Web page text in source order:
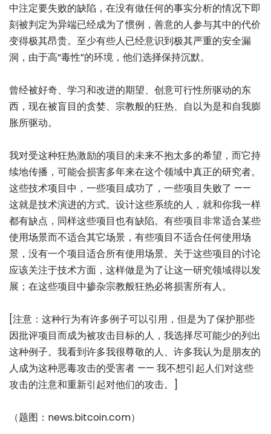
中注定要失败的缺陷，在没有做任何的事实分析的情况下即
刻被判定为异端已经成为了惯例，善意的人参与其中的代价
变得极其昂贵。至少有些人已经意识到极其严重的安全漏
洞，由于高“毒性”的环境，他们选择保持沉默。
曾经被好奇、学习和改进的期望、创意可行性所驱动的东
西，现在被盲目的贪婪、宗教般的狂热、自以为是和自我膨
胀所驱动。
我对受这种狂热激励的项目的未来不抱太多的希望，而它持
续地传播，可能会损害多年来在这个领域中真正的研究者。
这些技术项目中，一些项目成功了，一些项目失败了 ——
这就是技术演进的方式。设计这些系统的人，就和你我一样
都有缺点，同样这些项目也有缺陷。有些项目非常适合某些
使用场景而不适合其它场景，有些项目不适合任何使用场
景，没有一个项目适合所有使用场景。关于这些项目的讨论
应该关注于技术方面，这样做是为了让这一研究领域得以发
展；在这些项目中掺杂宗教般狂热必将损害所有人。
[注意：这种行为有许多例子可以引用，但是为了保护那些
因批评项目而成为被攻击目标的人，我选择尽可能少的列出
这种例子。我看到许多我很尊敬的人、许多我认为是朋友的
人成为这种恶毒攻击的受害者 —— 我不想引起人们对这些
攻击的注意和重新引起对他们的攻击。]
（题图：news.bitcoin.com）